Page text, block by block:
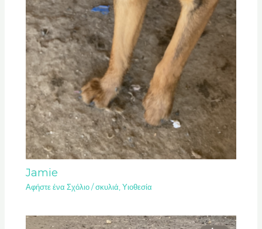
Jamie
Αφήστε ένα Σχόλιο /σκυλιά ,Υιοθεσία